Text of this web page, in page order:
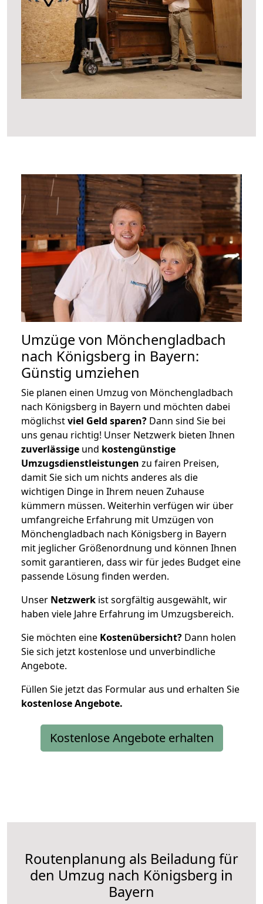
Umzüge von Mönchengladbach
nach Königsberg in Bayern:
Günstig umziehen
Sie planen einen Umzug von Mönchengladbach
nach Königsberg in Bayern und möchten dabei
möglichstviel Geld sparen? Dann sind Sie bei
uns genau richtig! Unser Netzwerk bieten Ihnen
zuverlässige und kostengünstige
Umzugsdienstleistungen zu fairen Preisen,
damit Sie sich um nichts anderes als die
wichtigen Dinge in Ihrem neuen Zuhause
kümmern müssen. Weiterhin verfügen wir über
umfangreiche Erfahrung mit Umzügen von
Mönchengladbach nach Königsberg in Bayern
mit jeglicher Größenordnung und können Ihnen
somit garantieren, dass wir für jedes Budget eine
passende Lösung finden werden.
Unser Netzwerk ist sorgfältig ausgewählt, wir
haben viele Jahre Erfahrung im Umzugsbereich.
Sie möchten eine Kostenübersicht? Dann holen
Sie sich jetzt kostenlose und unverbindliche
Angebote.
Füllen Sie jetzt das Formular aus und erhalten Sie
kostenloseAngebote.
Kostenlose Angebote erhalten
Routenplanung als Beiladung für
den Umzug nach Königsberg in
Bayern